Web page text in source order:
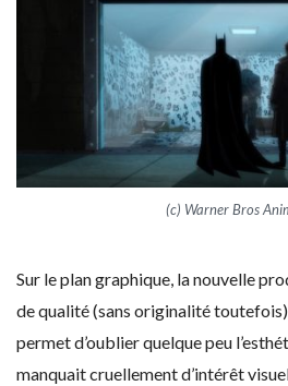
(c) Warner Bros
Sur le plan graphique, la nouvelle
de qualité (sans originalité toutefois),
permet d’oublier quelque peu
manquait cruellement d’intérêt